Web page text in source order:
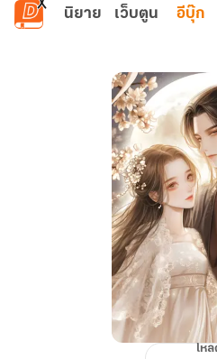
ข้ามไปยังเนื้อหาหลัก
นิยาย เว็บตูน อีบุ๊ก
โห